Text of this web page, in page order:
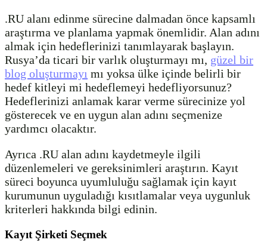
.RU alanı edinme sürecine dalmadan önce kapsamlı
araştırma ve planlama yapmak önemlidir. Alan adını
almak için hedeflerinizi tanımlayarak başlayın.
Rusya’da ticari bir varlık oluşturmayı mı, güzel bir
blog oluşturmayı mı yoksa ülke içinde belirli bir
hedef kitleyi mi hedeflemeyi hedefliyorsunuz?
Hedeflerinizi anlamak karar verme sürecinize yol
gösterecek ve en uygun alan adını seçmenize
yardımcı olacaktır.
Ayrıca .RU alan adını kaydetmeyle ilgili
düzenlemeleri ve gereksinimleri araştırın. Kayıt
süreci boyunca uyumluluğu sağlamak için kayıt
kurumunun uyguladığı kısıtlamalar veya uygunluk
kriterleri hakkında bilgi edinin.
Kayıt Şirketi Seçmek